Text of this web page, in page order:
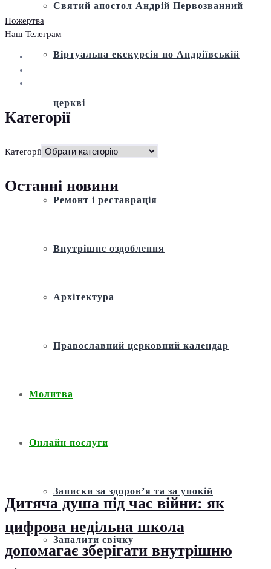
Святий апостол Андрій Первозванний
Віртуальна екскурсія по Андріївській
церкві
Історія
Ремонт і реставрація
Внутрішнє оздоблення
Архітектура
Православний церковний календар
Молитва
Онлайн послуги
Записки за здоров’я та за упокій
Запалити свічку
Пожертва
Наш Телеграм
Категорії
Категорії
Останні новини
Дитяча душа під час війни: як
цифрова недільна школа
допомагає зберігати внутрішню